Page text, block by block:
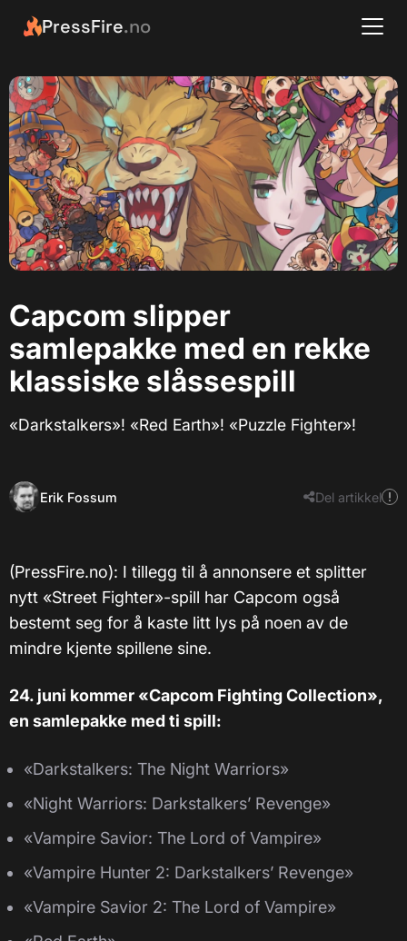
PressFire.no
Capcom slipper
samlepakke med en rekke
klassiske slåssespill
«Darkstalkers»! «Red Earth»! «Puzzle Fighter»!
Erik Fossum Del artikkel
(PressFire.no): I tillegg til å annonsere et splitter
nytt «Street Fighter»-spill har Capcom også
bestemt seg for å kaste litt lys på noen av de
mindre kjente spillene sine.
24. juni kommer «Capcom Fighting Collection»,
en samlepakke med ti spill:
«Darkstalkers: The Night Warriors»
«Night Warriors: Darkstalkers’ Revenge»
«Vampire Savior: The Lord of Vampire»
«Vampire Hunter 2: Darkstalkers’ Revenge»
«Vampire Savior 2: The Lord of Vampire»